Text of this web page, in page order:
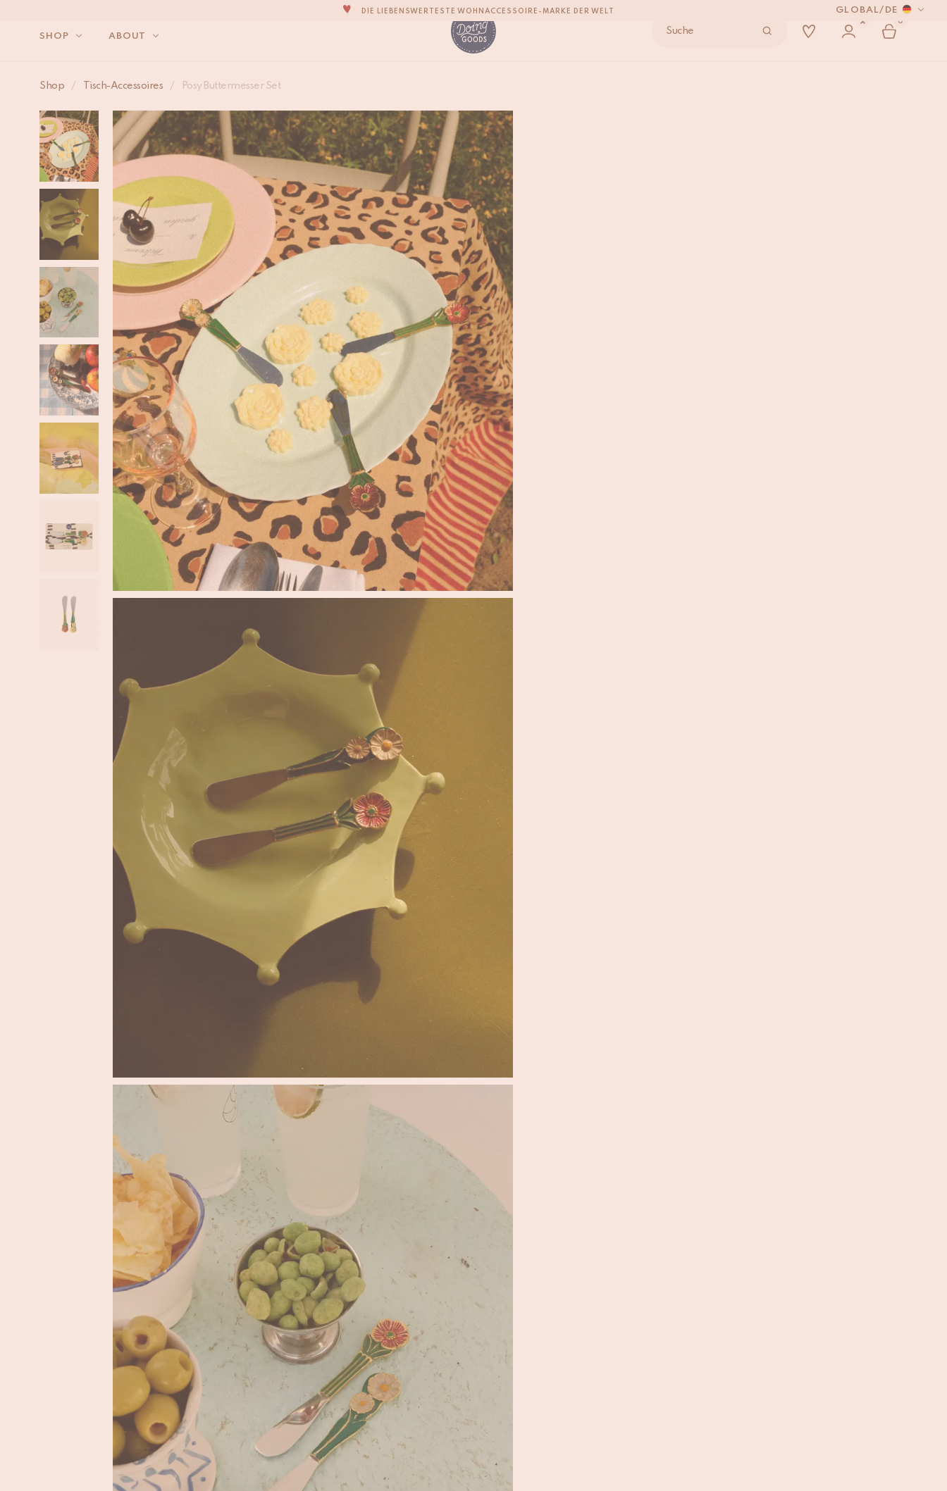
GLOBAL/ DE
WIR VERPFLICHTEN UNS, DEINE ARTIKEL INNERHALB VON 1 BIS 2 WERKTAGEN ZU VERSENDEN.
SHOP ABOUT
Suche
0
Shop / Tisch-Accessoires / Posy Buttermesser Set